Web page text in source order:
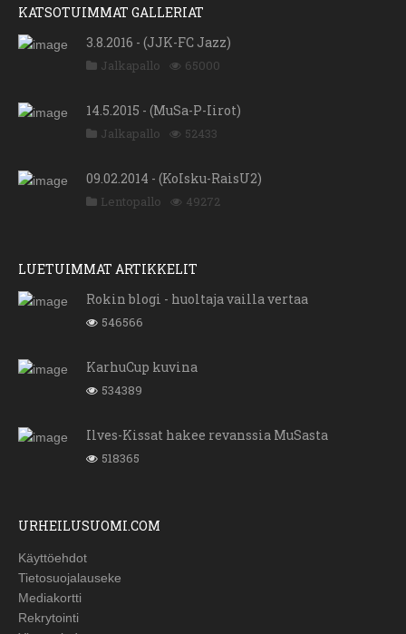
KATSOTUIMMAT GALLERIAT
3.8.2016 - (JJK-FC Jazz)
Jalkapallo 65000
14.5.2015 - (MuSa-P-Iirot)
Jalkapallo 52433
09.02.2014 - (KoIsku-RaisU2)
Lentopallo 49272
LUETUIMMAT ARTIKKELIT
Rokin blogi - huoltaja vailla vertaa
546566
KarhuCup kuvina
534389
Ilves-Kissat hakee revanssia MuSasta
518365
URHEILUSUOMI.COM
Käyttöehdot
Tietosuojalauseke
Mediakortti
Rekrytointi